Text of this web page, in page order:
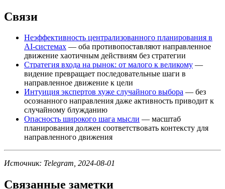
Связи
Неэффективность централизованного планирования в
AI-системах — оба противопоставляют направленное
движение хаотичным действиям без стратегии
Стратегия входа на рынок: от малого к великому —
видение превращает последовательные шаги в
направленное движение к цели
Интуиция экспертов хуже случайного выбора — без
осознанного направления даже активность приводит к
случайному блужданию
Опасность широкого шага мысли — масштаб
планирования должен соответствовать контексту для
направленного движения
Источник: Telegram, 2024-08-01
Связанные заметки